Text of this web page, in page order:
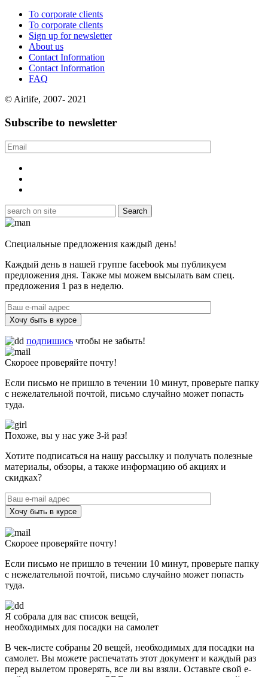
To corporate clients
To corporate clients
Sign up for newsletter
About us
Contact Information
Contact Information
FAQ
© Airlife, 2007- 2021
Subscribe to newsletter
Специальные предложения каждый день!
Каждый день в нашей группе facebook мы публикуем
предложения дня. Также мы можем высылать вам спец.
предложения 1 раз в неделю.
Хочу быть в курсе
подпишись чтобы не забыть!
Скороее проверяйте почту!
Если письмо не пришло в течении 10 минут, проверьте папку
с нежелательной почтой, письмо случайно может попасть
туда.
Похоже, вы у нас уже 3-й раз!
Хотите подписаться на нашу рассылку и получать полезные
материалы, обзоры, а также информацию об акциях и
скидках?
Хочу быть в курсе
Скороее проверяйте почту!
Если письмо не пришло в течении 10 минут, проверьте папку
с нежелательной почтой, письмо случайно может попасть
туда.
Я собрала для вас список вещей,
необходимых для посадки на самолет
В чек-листе собраны 20 вещей, необходимых для посадки на
самолет. Вы можете распечатать этот документ и каждый раз
перед вылетом проверять, все ли вы взяли. Оставьте свой e-